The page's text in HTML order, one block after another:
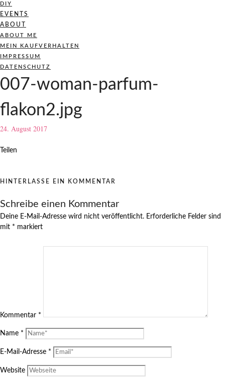
DIY
EVENTS
ABOUT
ABOUT ME
MEIN KAUFVERHALTEN
IMPRESSUM
DATENSCHUTZ
007-woman-parfum-
flakon2.jpg
24. August 2017
Teilen
HINTERLASSE EIN KOMMENTAR
Schreibe einen Kommentar
Deine E-Mail-Adresse wird nicht veröffentlicht. Erforderliche Felder sind
mit * markiert
Kommentar *
Name *
E-Mail-Adresse *
Website